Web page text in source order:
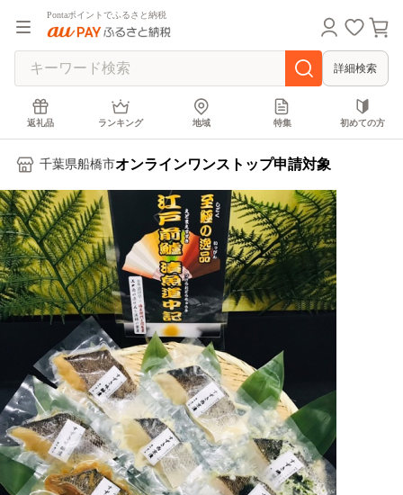
Pontaポイントでふるさと納税
詳細検索
返礼品 ランキング 地域 特集 初めての方
千葉県船橋市オンラインワンストップ申請対象